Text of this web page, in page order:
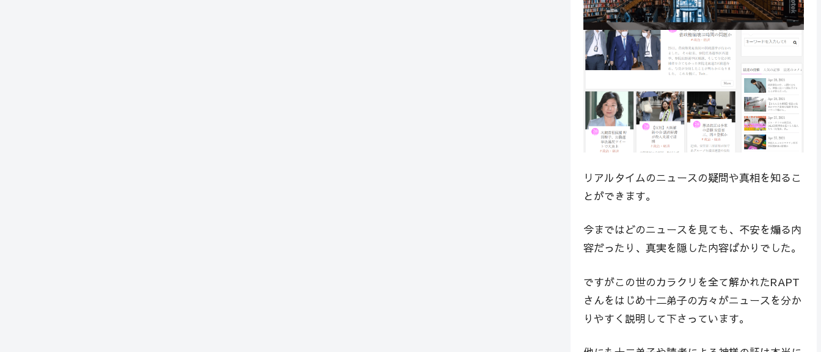
リアルタイムのニュースの疑問や真相を知るこ
とができます。
今まではどのニュースを見ても、不安を煽る内
容だったり、真実を隠した内容ばかりでした。
ですがこの世のカラクリを全て解かれたRAPT
さんをはじめ十二弟子の方々がニュースを分か
りやすく説明して下さっています。